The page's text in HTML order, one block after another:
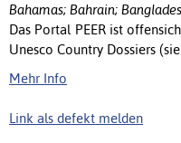
Bahamas; Bahrain;
Das Portal PEER ist
Unesco Country Dossiers
Mehr Info
Link als defekt melden